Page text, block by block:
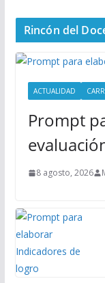
n
P
Rincón del
ACTUALIDAD
Prompt
8 agosto, 2026